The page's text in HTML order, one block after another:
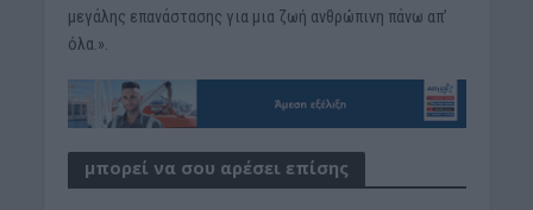
μεγάλης επανάστασης για μια ζωή ανθρώπινη πάνω απ’
όλα.».
μπορεί να σου αρέσει επίσης